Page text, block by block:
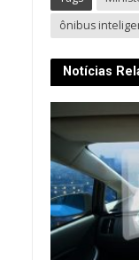
ônibus
Notícias